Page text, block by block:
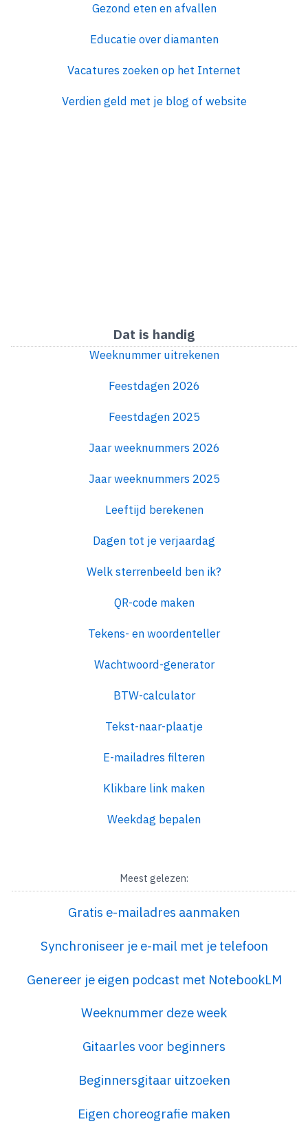
Gezond eten en afvallen
Educatie over diamanten
Vacatures zoeken op het Internet
Verdien geld met je blog of website
Dat is handig
Weeknummer uitrekenen
Feestdagen 2026
Feestdagen 2025
Jaar weeknummers 2026
Jaar weeknummers 2025
Leeftijd berekenen
Dagen tot je verjaardag
Welk sterrenbeeld ben ik?
QR-code maken
Tekens- en woordenteller
Wachtwoord-generator
BTW-calculator
Tekst-naar-plaatje
E-mailadres filteren
Klikbare link maken
Weekdag bepalen
Meest gelezen:
Gratis e-mailadres aanmaken
Synchroniseer je e-mail met je telefoon
Genereer je eigen podcast met NotebookLM
Weeknummer deze week
Gitaarles voor beginners
Beginnersgitaar uitzoeken
Eigen choreografie maken